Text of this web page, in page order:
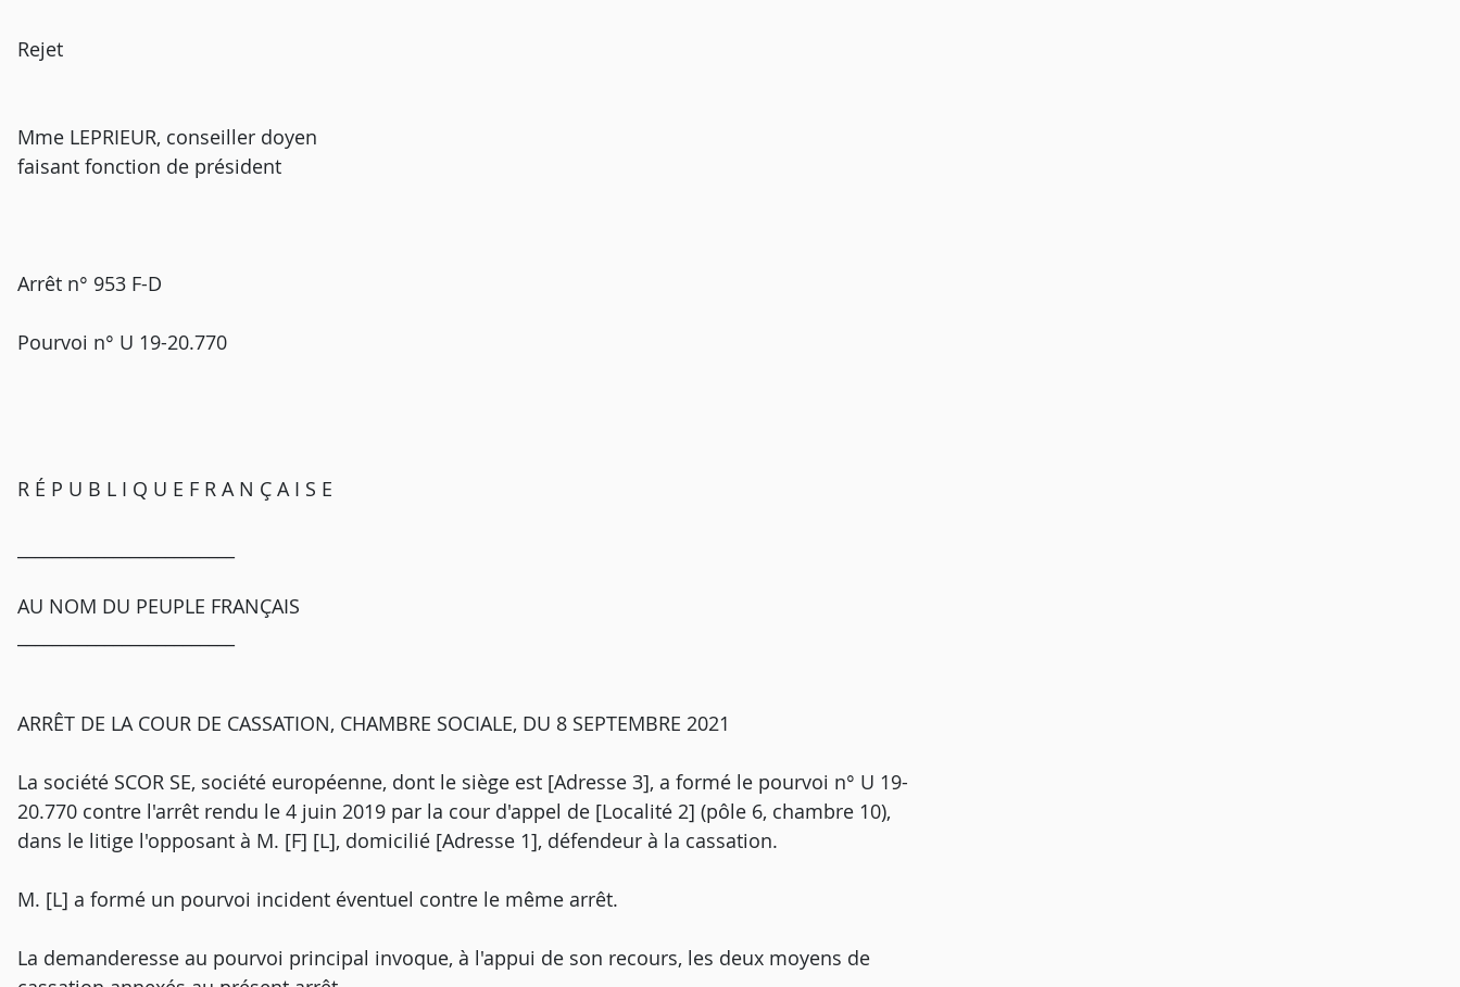
Rejet
Mme LEPRIEUR, conseiller doyen
faisant fonction de président
Arrêt n° 953 F-D
Pourvoi n° U 19-20.770
R É P U B L I Q U E F R A N Ç A I S E
AU NOM DU PEUPLE FRANÇAIS
ARRÊT DE LA COUR DE CASSATION, CHAMBRE SOCIALE, DU 8 SEPTEMBRE 2021
La société SCOR SE, société européenne, dont le siège est [Adresse 3], a formé le pourvoi n° U 19-
20.770 contre l'arrêt rendu le 4 juin 2019 par la cour d'appel de [Localité 2] (pôle 6, chambre 10),
dans le litige l'opposant à M. [F] [L], domicilié [Adresse 1], défendeur à la cassation.
M. [L] a formé un pourvoi incident éventuel contre le même arrêt.
La demanderesse au pourvoi principal invoque, à l'appui de son recours, les deux moyens de